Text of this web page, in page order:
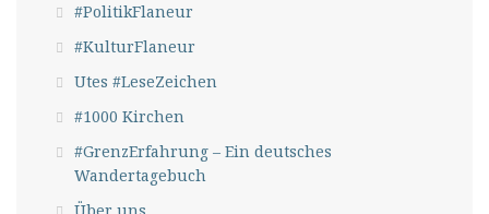
#PolitikFlaneur
#KulturFlaneur
Utes #LeseZeichen
#1000 Kirchen
#GrenzErfahrung – Ein deutsches
Wandertagebuch